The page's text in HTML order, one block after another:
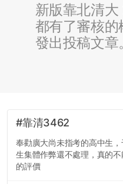
新版靠北清
都有了審核的
發出投稿文章
#靠清3462
奉勸廣大尚未指考的高中生
生集體作弊還不處理，真的
的評價